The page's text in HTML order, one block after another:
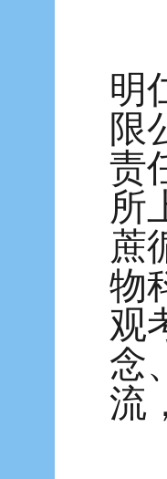
明
限
责
所
蔗
物
观
念
流